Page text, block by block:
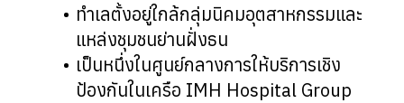
ทำเลตั้งอยู่ใกล้กลุ่มนิคมอุตสาหกรรมและ
แหล่งชุมชนย่านฝั่งธน
เป็นหนึ่งในศูนย์กลางการให้บริการเชิง
ป้องกันในเครือ IMH Hospital Group